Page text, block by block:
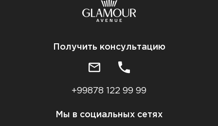
Получить консультацию
+99878 122 99 99
Мы в социальных сетях